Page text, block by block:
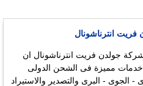
فريت انترناشونال
جولدن فريت انترناشونال ان
خدمات مميزة فى الشحن الدولى
- الجوى - البرى والتصدير والاستيراد